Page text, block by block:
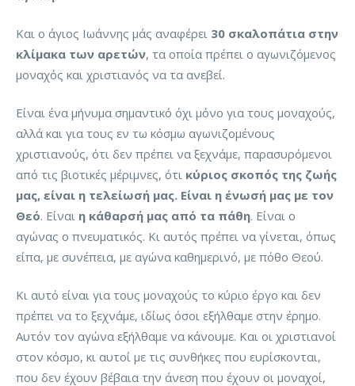
Και ο άγιος Ιωάννης μάς αναφέρει 30 σκαλοπάτια στην
κλίμακα των αρετών, τα οποία πρέπει ο αγωνιζόμενος
μοναχός και χριστιανός να τα ανεβεί.
Είναι ένα μήνυμα σημαντικό όχι μόνο για τους μοναχούς,
αλλά και για τους εν τω κόσμω αγωνιζομένους
χριστιανούς, ότι δεν πρέπει να ξεχνάμε, παρασυρόμενοι
από τις βιοτικές μέριμνες, ότι κύριος σκοπός της ζωής
μας, είναι η τελείωσή μας. Είναι η ένωσή μας με τον
Θεό. Είναι η κάθαρσή μας από τα πάθη. Είναι ο
αγώνας ο πνευματικός. Κι αυτός πρέπει να γίνεται, όπως
είπα, με συνέπεια, με αγώνα καθημερινό, με πόθο Θεού.
Κι αυτό είναι για τους μοναχούς το κύριο έργο και δεν
πρέπει να το ξεχνάμε, ιδίως όσοι εξήλθαμε στην έρημο.
Αυτόν τον αγώνα εξήλθαμε να κάνουμε. Και οι χριστιανοί
στον κόσμο, κι αυτοί με τις συνθήκες που ευρίσκονται,
που δεν έχουν βέβαια την άνεση που έχουν οι μοναχοί,